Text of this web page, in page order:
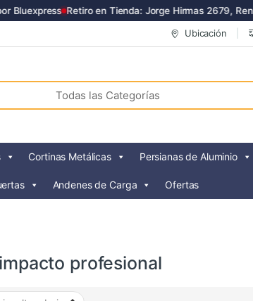
Retiro en Tienda: Jorge Hirmas 2679, Renca
Ubicación
Cortinas Metálicas Persianas de Aluminio
Andenes de Carga Ofertas
profesional